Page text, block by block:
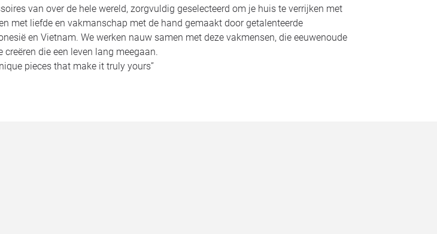
van over de hele wereld, zorgvuldig geselecteerd om je huis te verrijken met
met liefde en vakmanschap met de hand gemaakt door getalenteerde
en Vietnam. We werken nauw samen met deze vakmensen, die eeuwenoude
die een leven lang meegaan.
pieces that make it truly yours’’